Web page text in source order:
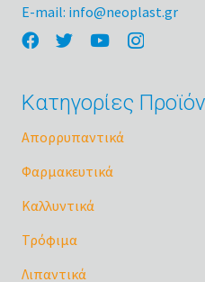
E-mail: info@neoplast.gr
Κατηγορίες
Απορρυπαντικά
Φαρμακευτικά
Καλλυντικά
Τρόφιμα
Λιπαντικά